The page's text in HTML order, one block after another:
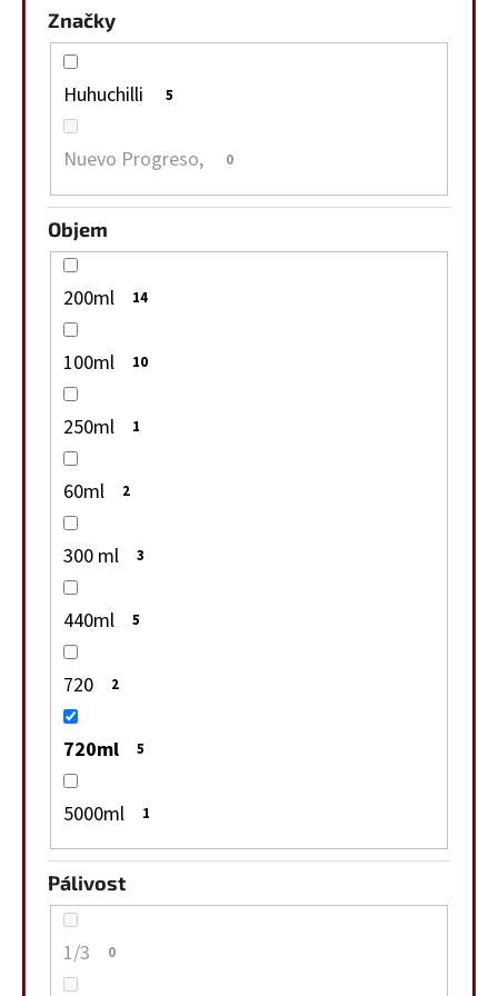
Značky
Huhuchilli 5
Nuevo Progreso, 0
Objem
200ml 14
100ml 10
250ml 1
60ml 2
300 ml 3
440ml 5
720 2
720ml 5
5000ml 1
Pálivost
1/3 0